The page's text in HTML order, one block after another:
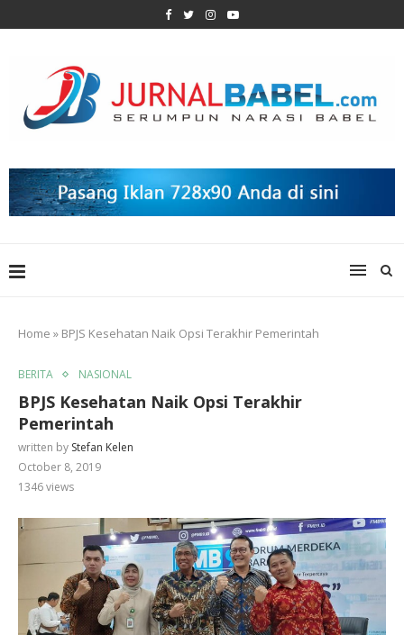
Home » BPJS Kesehatan Naik Opsi Terakhir Pemerintah
BERITA NASIONAL
BPJS Kesehatan Naik Opsi Terakhir
Pemerintah
written by Stefan Kelen
October 8, 2019
1346views